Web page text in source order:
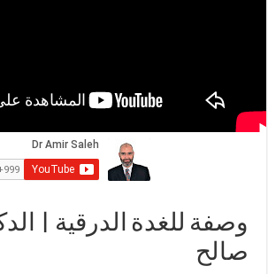
وصفة للغدة الدرقية |
صالح